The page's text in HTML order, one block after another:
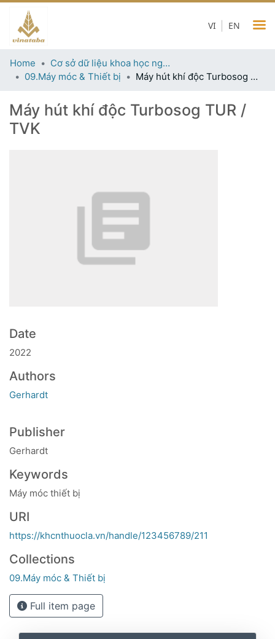
EN
VI
Home
Cơ sở dữ liệu khoa học ngành thuốc lá
09.Máy móc & Thiết bị
Máy hút khí độc Turbosog TUR / TVK
Máy hút khí độc Turbosog TUR /
TVK
Date
2022
Authors
Gerhardt
Publisher
Gerhardt
Keywords
Máy móc thiết bị
URI
https://khcnthuocla.vn/handle/123456789/211
Collections
09.Máy móc & Thiết bị
Full item page